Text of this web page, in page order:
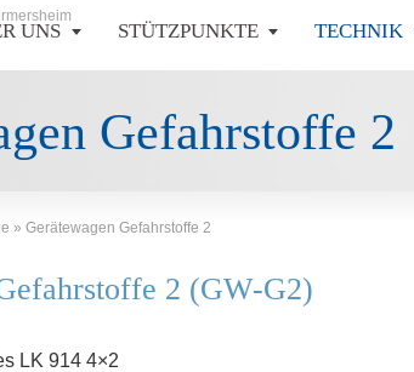
UNS STÜTZPUNKTE TECHNIK
Gefahrstoffe 2
» Gerätewagen Gefahrstoffe 2
2 (GW-G2)
LK 914 4×2